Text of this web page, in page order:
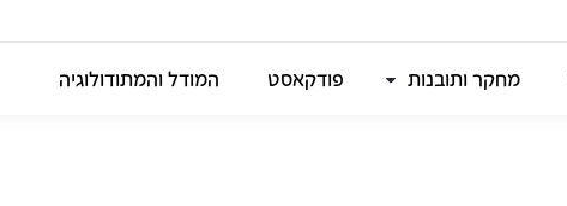
מחקר ותובנות פודקאסט המודל והמתודולוגיה